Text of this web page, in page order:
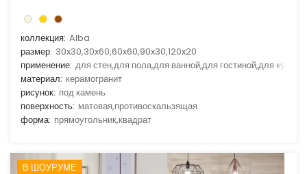
коллекция: Alba
размер: 30x30,30x60,60x60,90x30,120x20
применение: для стен,для пола,для ванной,для гостиной,для кухни
материал: керамогранит
рисунок: под камень
поверхность: матовая,противоскальзящая
форма: прямоугольник,квадрат
В ШОУРУМЕ